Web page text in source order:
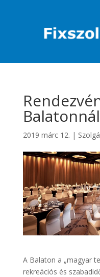
Balatonnál
2019 márc 12. |
A Balaton a „magyar
rekreációs és